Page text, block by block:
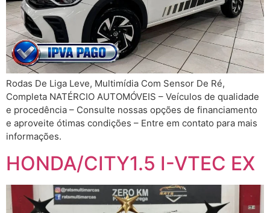
Rodas De Liga Leve, Multimídia Com Sensor De Ré,
Completa NATÉRCIO AUTOMÓVEIS – Veículos de qualidade
e procedência – Consulte nossas opções de financiamento
e aproveite ótimas condições – Entre em contato para mais
informações.
HONDA/CITY1.5 I-VTEC EX